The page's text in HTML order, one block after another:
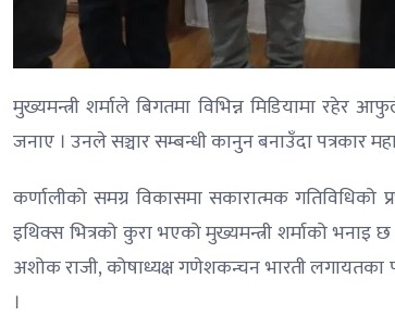
मुख्यमन्त्री शर्माले बिगतमा विभिन्न मिडियामा रहेर
जनाए । उनले सञ्चार सम्बन्धी कानुन बनाउँदा पत्रकार
कर्णालीको समग्र विकासमा सकारात्मक गतिविधिको
इथिक्स भित्रको कुरा भएको मुख्यमन्त्री शर्माको
अशोक राजी, कोषाध्यक्ष गणेशकन्चन भारती लगायतका
।